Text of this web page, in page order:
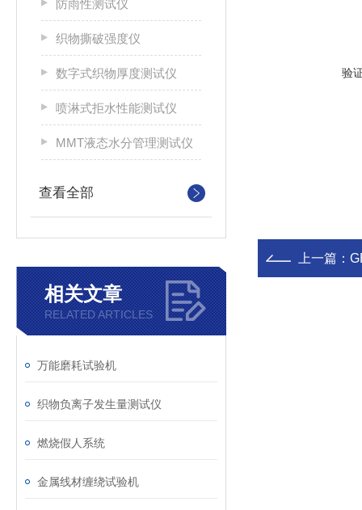
防雨性测试仪
织物撕破强度仪
数字式织物厚度测试仪
喷淋式拒水性能测试仪
MMT液态水分管理测试仪
查看全部
相关文章
RELATED ARTICLES
万能磨耗试验机
织物负离子发生量测试仪
燃烧假人系统
金属线材缠绕试验机
验
上一篇：